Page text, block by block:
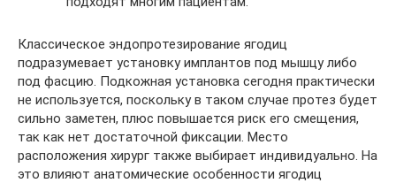
Классическое эндопротезирование ягодиц
подразумевает установку имплантов под мышцу либо
под фасцию. Подкожная установка сегодня практически
не используется, поскольку в таком случае протез будет
сильно заметен, плюс повышается риск его смещения,
так как нет достаточной фиксации. Место
расположения хирург также выбирает индивидуально. На
это влияют анатомические особенности ягодиц